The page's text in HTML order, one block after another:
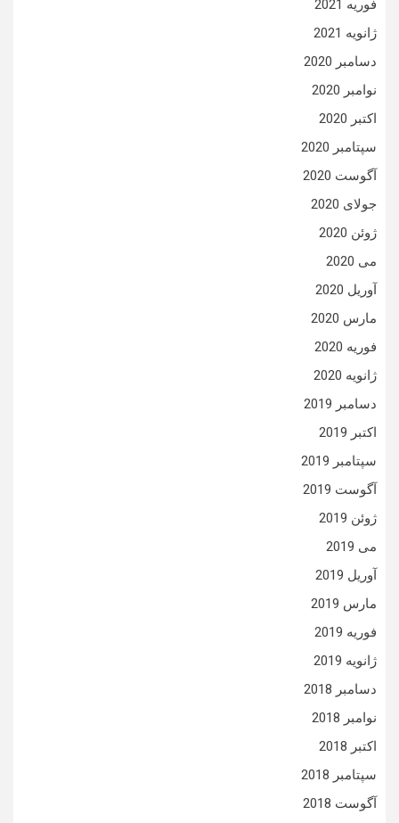
فوریه 2021
ژانویه 2021
دسامبر 2020
نوامبر 2020
اکتبر 2020
سپتامبر 2020
آگوست 2020
جولای 2020
ژوئن 2020
می 2020
آوریل 2020
مارس 2020
فوریه 2020
ژانویه 2020
دسامبر 2019
اکتبر 2019
سپتامبر 2019
آگوست 2019
ژوئن 2019
می 2019
آوریل 2019
مارس 2019
فوریه 2019
ژانویه 2019
دسامبر 2018
نوامبر 2018
اکتبر 2018
سپتامبر 2018
آگوست 2018